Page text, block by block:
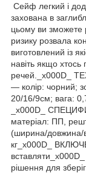
Сейф легкий і
захована в
цьому ви зможете
ризику розвала
виготовлений із
навіть якщо
речей._x000D_
— колір: чорний;
20/16/9см; вага:
_x000D_
матеріал: ПП,
(ширина/довжина/
кг_x000D_
рішення для